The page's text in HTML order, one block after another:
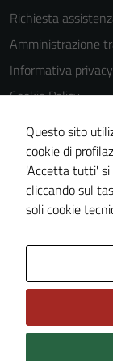
Richiesta
Amministrazione
Informativa privacy
Cookie Policy
Note legali
Dichiarazione di
Obiettivi di
Piano di
Questo sito
cookie di
'Accetta tutti' si
cliccando sul
soli cookie